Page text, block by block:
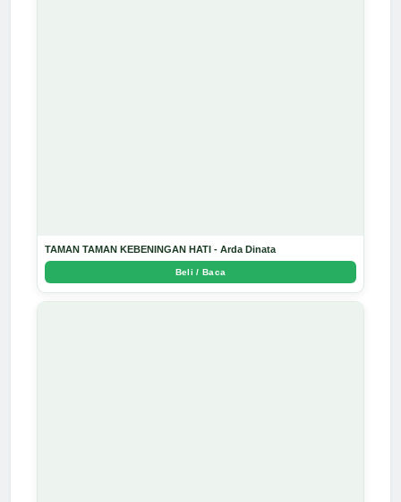
TAMAN TAMAN KEBENINGAN HATI - Arda Dinata
Beli / Baca